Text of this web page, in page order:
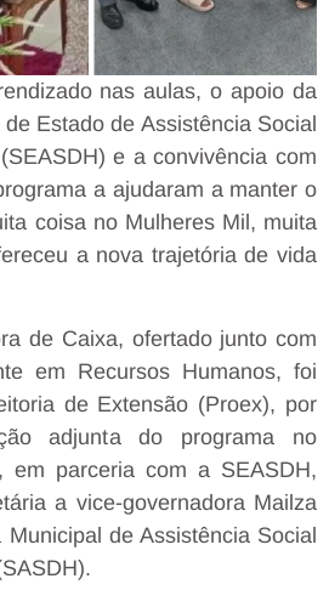
nas aulas, o apoio da
Estado de Assistência Social
e a convivência com
a ajudaram a manter o
coisa no Mulheres Mil, muita
a nova trajetória de vida
de Caixa, ofertado junto com
em Recursos Humanos, foi
de Extensão (Proex), por
adjunta do programa no
em parceria com a SEASDH,
a vice-governadora Mailza
de Assistência Social